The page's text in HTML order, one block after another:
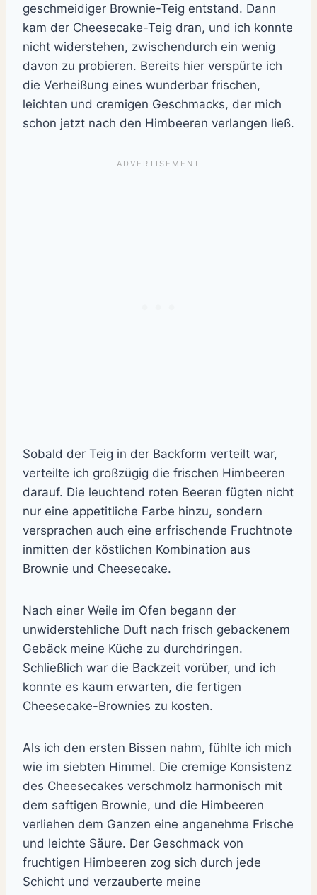
geschmeidiger Brownie-Teig entstand. Dann
kam der Cheesecake-Teig dran, und ich konnte
nicht widerstehen, zwischendurch ein wenig
davon zu probieren. Bereits hier verspürte ich
die Verheißung eines wunderbar frischen,
leichten und cremigen Geschmacks, der mich
schon jetzt nach den Himbeeren verlangen ließ.
Sobald der Teig in der Backform verteilt war,
verteilte ich großzügig die frischen Himbeeren
darauf. Die leuchtend roten Beeren fügten nicht
nur eine appetitliche Farbe hinzu, sondern
versprachen auch eine erfrischende Fruchtnote
inmitten der köstlichen Kombination aus
Brownie und Cheesecake.
Nach einer Weile im Ofen begann der
unwiderstehliche Duft nach frisch gebackenem
Gebäck meine Küche zu durchdringen.
Schließlich war die Backzeit vorüber, und ich
konnte es kaum erwarten, die fertigen
Cheesecake-Brownies zu kosten.
Als ich den ersten Bissen nahm, fühlte ich mich
wie im siebten Himmel. Die cremige Konsistenz
des Cheesecakes verschmolz harmonisch mit
dem saftigen Brownie, und die Himbeeren
verliehen dem Ganzen eine angenehme Frische
und leichte Säure. Der Geschmack von
fruchtigen Himbeeren zog sich durch jede
Schicht und verzauberte meine